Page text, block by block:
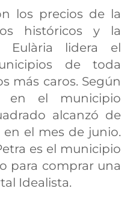
los precios de la
históricos y la
Eulària lidera el
de toda
más caros. Según
en el municipio
alcanzó de
en el mes de junio.
es el municipio
para comprar una
Idealista.